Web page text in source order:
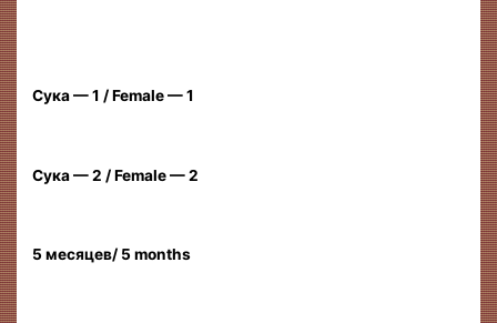
Сука — 1 / Female — 1
Сука — 2 / Female — 2
5 месяцев/ 5 months